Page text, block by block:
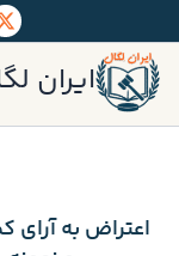
به
محتوا
ایران